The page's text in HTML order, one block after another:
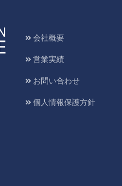
会社概要
営業実績
お問い合わせ
個人情報保護方針